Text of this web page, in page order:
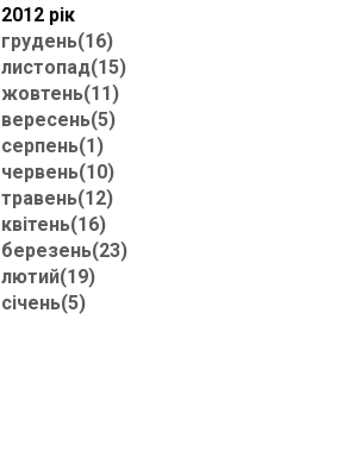
2012 рік
грудень(16)
листопад(15)
жовтень(11)
вересень(5)
серпень(1)
червень(10)
травень(12)
квітень(16)
березень(23)
лютий(19)
січень(5)